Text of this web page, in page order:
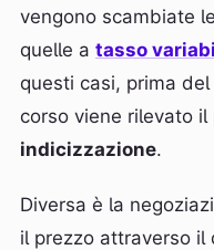
vengono scambiate
quelle a tasso
questi casi, prima
corso viene rilevato il
indicizzazione.
Diversa è la
il prezzo attraverso il